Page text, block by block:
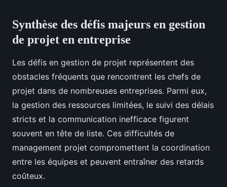
Synthèse des défis majeurs en gestion
de projet en entreprise
Les défis en gestion de projet représentent des
obstacles fréquents que rencontrent les chefs de
projet dans de nombreuses entreprises. Parmi eux,
la gestion des ressources limitées, le suivi des délais
stricts et la communication inefficace figurent
souvent en tête de liste. Ces difficultés de
management projet compromettent la coordination
entre les équipes et peuvent entraîner des retards
coûteux.